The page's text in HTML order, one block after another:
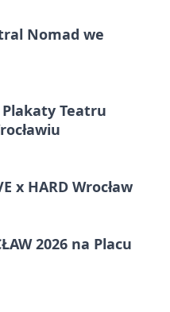
Nomad we
Teatru
x HARD Wrocław
2026 na Placu